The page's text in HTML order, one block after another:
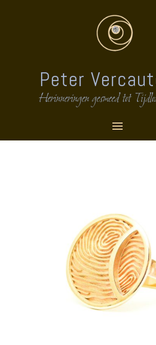
Peter
Herinneringen gesmeed tot